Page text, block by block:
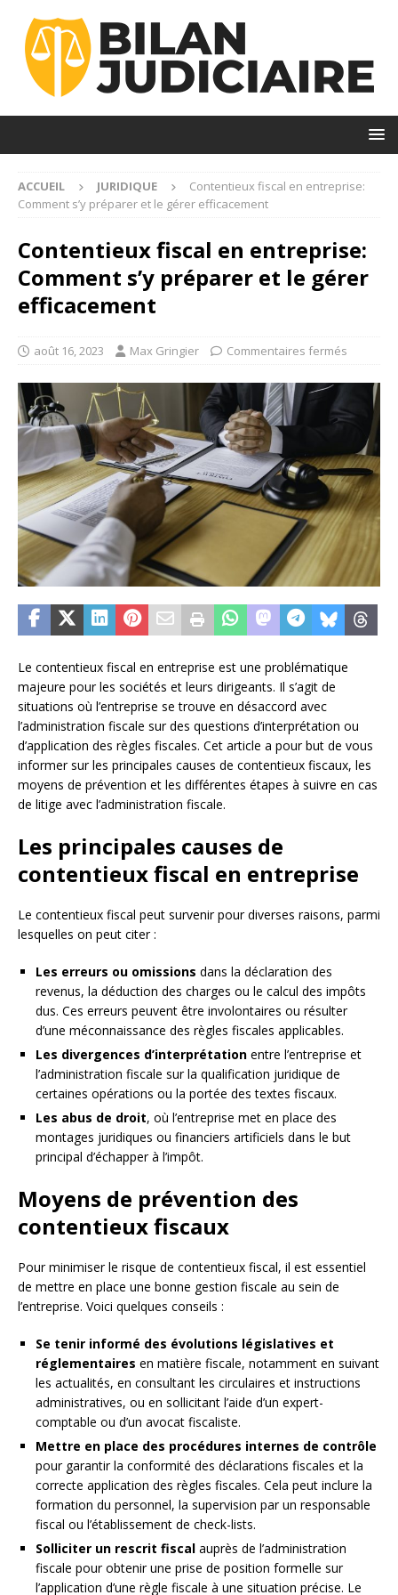
ACCUEIL JURIDIQUE
Contentieux fiscal en entreprise:
Comment s’y préparer et le gérer efficacement
Contentieux fiscal en entreprise:
Comment s’y préparer et le gérer
efficacement
août 16, 2023 Max Gringier Commentaires fermés
Le contentieux fiscal en entreprise est une problématique
majeure pour les sociétés et leurs dirigeants. Il s’agit de
situations où l’entreprise se trouve en désaccord avec
l’administration fiscale sur des questions d’interprétation ou
d’application des règles fiscales. Cet article a pour but de vous
informer sur les principales causes de contentieux fiscaux, les
moyens de prévention et les différentes étapes à suivre en cas
de litige avec l’administration fiscale.
Les principales causes de
contentieux fiscal en entreprise
Le contentieux fiscal peut survenir pour diverses raisons, parmi
lesquelles on peut citer :
Les erreurs ou omissions dans la déclaration des
revenus, la déduction des charges ou le calcul des impôts
dus. Ces erreurs peuvent être involontaires ou résulter
d’une méconnaissance des règles fiscales applicables.
Les divergences d’interprétation entre l’entreprise et
l’administration fiscale sur la qualification juridique de
certaines opérations ou la portée des textes fiscaux.
Les abus de droit, où l’entreprise met en place des
montages juridiques ou financiers artificiels dans le but
principal d’échapper à l’impôt.
Moyens de prévention des
contentieux fiscaux
Pour minimiser le risque de contentieux fiscal, il est essentiel
de mettre en place une bonne gestion fiscale au sein de
l’entreprise. Voici quelques conseils :
Se tenir informé des évolutions législatives et
réglementaires en matière fiscale, notamment en suivant
les actualités, en consultant les circulaires et instructions
administratives, ou en sollicitant l’aide d’un expert-
comptable ou d’un avocat fiscaliste.
Mettre en place des procédures internes de contrôle
pour garantir la conformité des déclarations fiscales et la
correcte application des règles fiscales. Cela peut inclure la
formation du personnel, la supervision par un responsable
fiscal ou l’établissement de check-lists.
Solliciter un rescrit fiscal auprès de l’administration
fiscale pour obtenir une prise de position formelle sur
l’application d’une règle fiscale à une situation précise. Le